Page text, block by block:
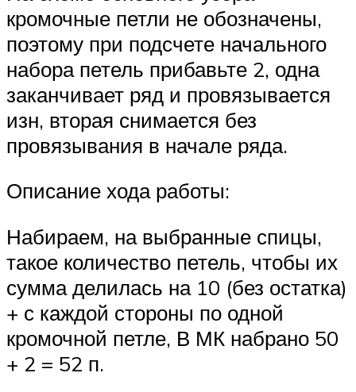
кромочные петли не обозначены,
поэтому при подсчете начального
набора петель прибавьте 2, одна
заканчивает ряд и провязывается
изн, вторая снимается без
провязывания в начале ряда.
Описание хода работы:
Набираем, на выбранные спицы,
такое количество петель, чтобы их
сумма делилась на 10 (без остатка)
+ с каждой стороны по одной
кромочной петле, В МК набрано 50
+ 2 = 52 п.